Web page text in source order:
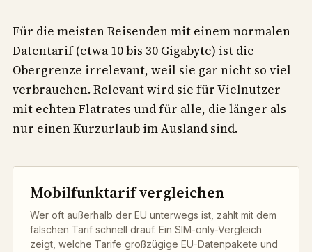
Für die meisten Reisenden mit einem normalen
Datentarif (etwa 10 bis 30 Gigabyte) ist die
Obergrenze irrelevant, weil sie gar nicht so viel
verbrauchen. Relevant wird sie für Vielnutzer
mit echten Flatrates und für alle, die länger als
nur einen Kurzurlaub im Ausland sind.
Mobilfunktarif vergleichen
Wer oft außerhalb der EU unterwegs ist, zahlt mit dem
falschen Tarif schnell drauf. Ein SIM-only-Vergleich
zeigt, welche Tarife großzügige EU-Datenpakete und